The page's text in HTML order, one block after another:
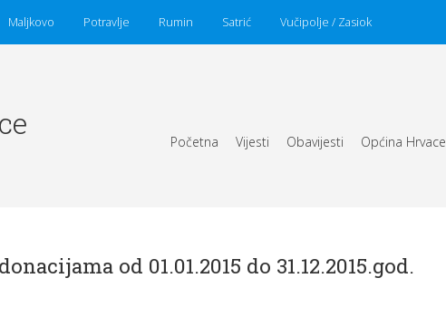
Maljkovo Potravlje Rumin Satrić Vučipolje / Zasiok
Početna Vijesti Obavijesti Općina Hrvace
od 01.01.2015 do 31.12.2015.god.